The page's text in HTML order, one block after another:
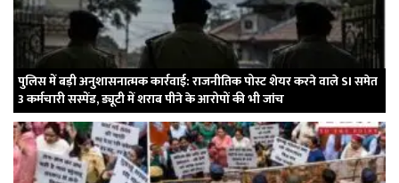
पुलिस में बड़ी अनुशासनात्मक कार्रवाई: राजनीतिक पोस्ट शेयर करने वाले SI समेत
3 कर्मचारी सस्पेंड, ड्यूटी में शराब पीने के आरोपों की भी जांच